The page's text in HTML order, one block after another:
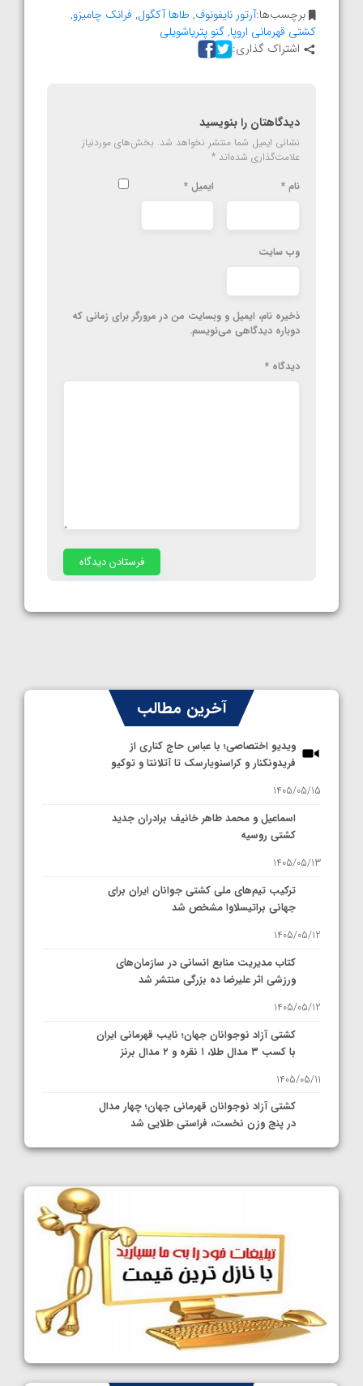
برچسب‌ها:آرتور نایفونوف, طاها آکگول, فرانک چامیزو,
کشتی قهرمانی اروپا,گنو پتریاشویلی
اشتراک گذاری:
دیدگاهتان را بنویسید
نشانی ایمیل شما منتشر نخواهد شد. بخش‌های موردنیاز
علامت‌گذاری شده‌اند *
نام * ایمیل *
وب‌ سایت
ذخیره نام، ایمیل و وبسایت من در مرورگر برای زمانی که
دوباره دیدگاهی می‌نویسم.
دیدگاه *
آخرین مطالب
ویدیو اختصاصی؛ با عباس حاج کناری از
فریدونکنار و کراسنویارسک تا آتلانتا و توکیو
1405/05/15
اسماعیل و محمد طاهر خانیف برادران جدید
کشتی روسیه
1405/05/13
ترکیب تیم‌های ملی کشتی جوانان ایران برای
جهانی براتیسلاوا مشخص شد
1405/05/12
کتاب مدیریت منابع انسانی در سازمان‌های
ورزشی اثر علیرضا ده بزرگی منتشر شد
1405/05/12
کشتی آزاد نوجوانان جهان؛ نایب قهرمانی ایران
با کسب ۳ مدال طلا، ۱ نقره و ۲ مدال برنز
1405/05/11
کشتی آزاد نوجوانان قهرمانی جهان؛ چهار مدال
در پنج وزن نخست، فراستی طلایی شد
1405/05/11
کشتی آزاد نوجوانان جهان؛ رقبای نمایندگان
ایران مشخص شدند
1405/05/08
کشتی فرنگی نوجوانان جهان؛ سکوی تیمی
سوم برای ایران
1405/05/07